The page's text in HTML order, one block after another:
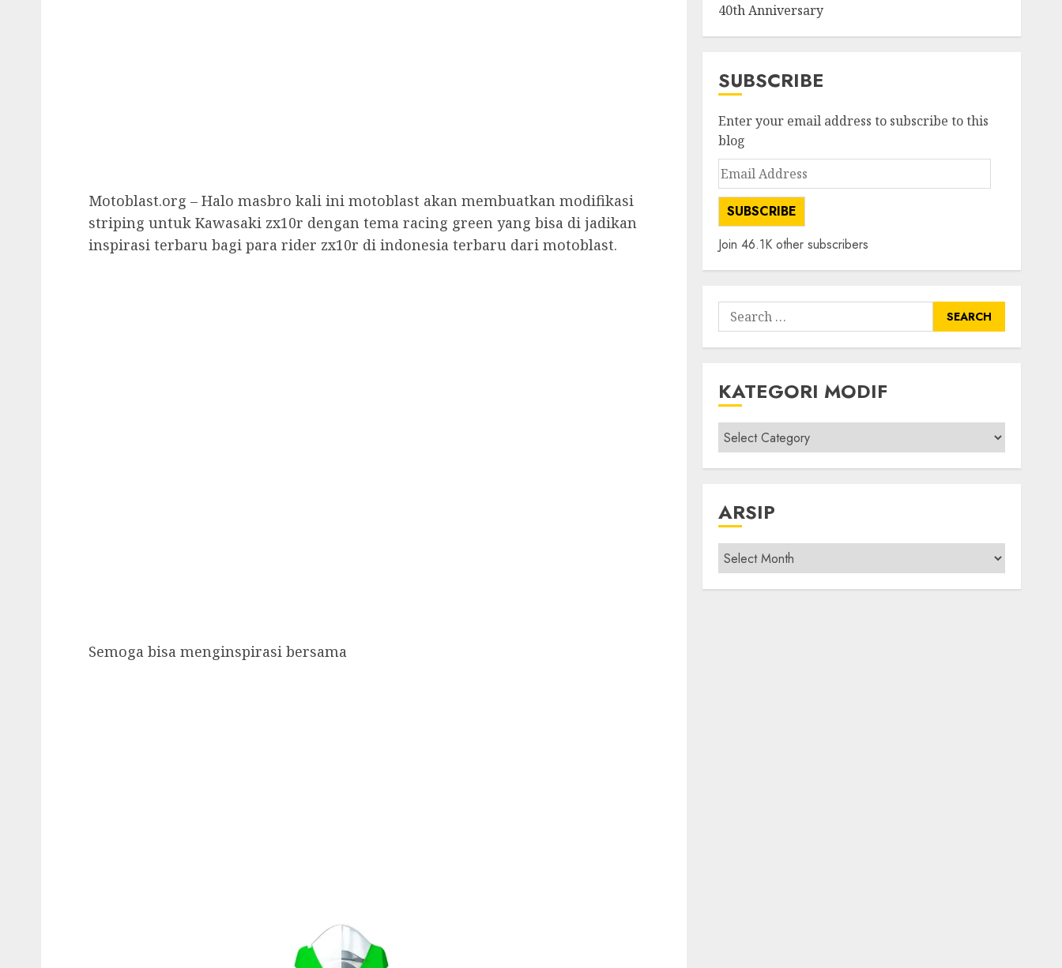
Motoblast.org – Halo masbro kali ini motoblast akan membuatkan modifikasi
striping untuk Kawasaki zx10r dengan tema racing green yang bisa di jadikan
inspirasi terbaru bagi para rider zx10r di indonesia terbaru dari motoblast.
Semoga bisa menginspirasi bersama
40th Anniversary
SUBSCRIBE
Enter your email address to subscribe to this
blog
Email
Address
SUBSCRIBE
Join 46.1K other subscribers
Search
for:
KATEGORI MODIF
Kategori
modif
ARSIP
Arsip